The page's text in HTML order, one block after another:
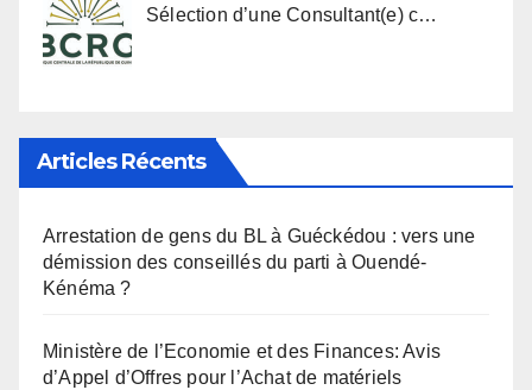
Sélection d’une Consultant(e) c…
Articles Récents
Arrestation de gens du BL à Guéckédou : vers une
démission des conseillés du parti à Ouendé-
Kénéma ?
Ministère de l’Economie et des Finances: Avis
d’Appel d’Offres pour l’Achat de matériels